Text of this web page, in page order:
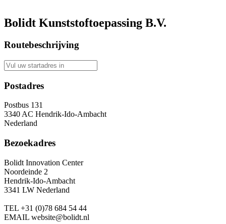
Bolidt Kunststoftoepassing B.V.
Routebeschrijving
Postadres
Postbus 131
3340 AC Hendrik-Ido-Ambacht
Nederland
Bezoekadres
Bolidt Innovation Center
Noordeinde 2
Hendrik-Ido-Ambacht
3341 LW Nederland
TEL +31 (0)78 684 54 44
EMAIL website@bolidt.nl